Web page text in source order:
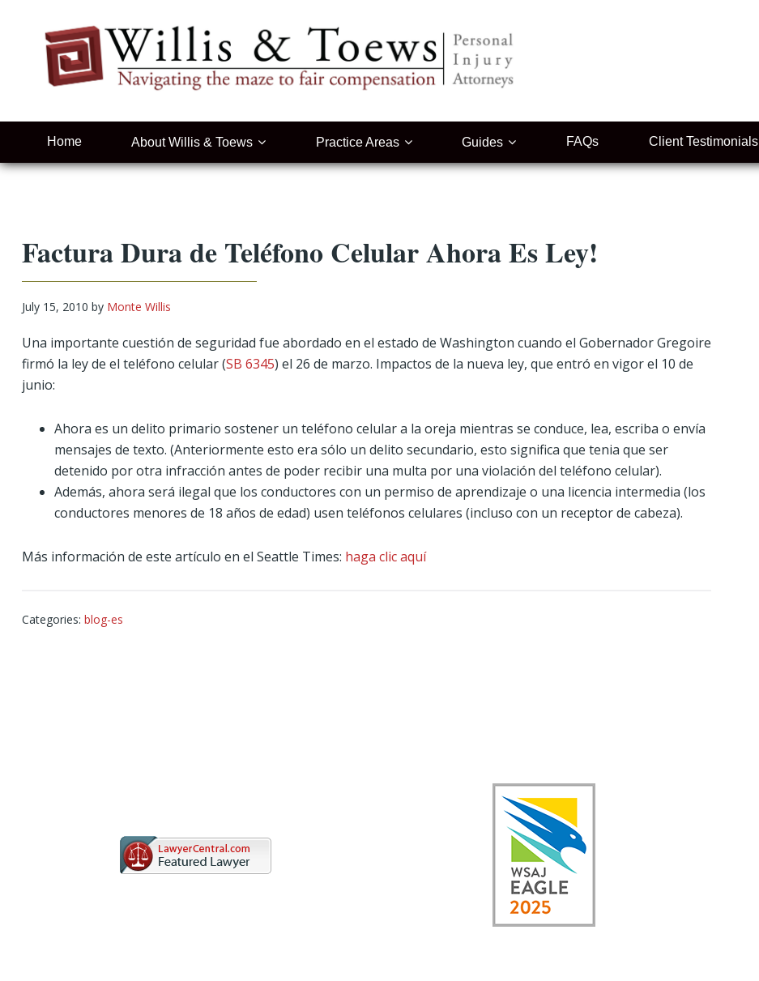
primary
navigation
primary
Home About Willis & Toews Practice Areas Guides FAQs Client Testimonials
Factura Dura de Teléfono Celular Ahora Es Ley!
July 15, 2010 by Monte Willis
Una importante cuestión de seguridad fue abordado en el estado de Washington cuando el Gobernador Gregoire
firmó la ley de el teléfono celular (SB 6345) el 26 de marzo. Impactos de la nueva ley, que entró en vigor el 10 de
junio:
Ahora es un delito primario sostener un teléfono celular a la oreja mientras se conduce, lea, escriba o envía
mensajes de texto. (Anteriormente esto era sólo un delito secundario, esto significa que tenia que ser
detenido por otra infracción antes de poder recibir una multa por una violación del teléfono celular).
Además, ahora será ilegal que los conductores con un permiso de aprendizaje o una licencia intermedia (los
conductores menores de 18 años de edad) usen teléfonos celulares (incluso con un receptor de cabeza).
Más información de este artículo en el Seattle Times: haga clic aquí
Categories: blog-es